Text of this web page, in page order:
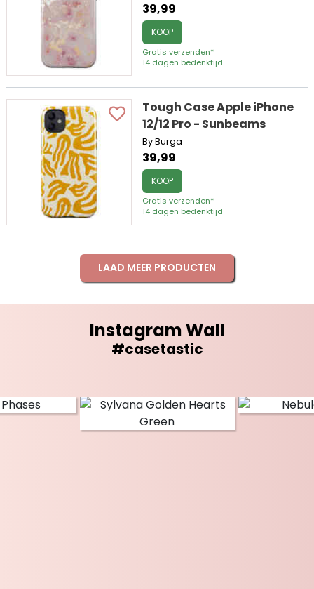
39,99
KOOP
Gratis verzenden*
14 dagen bedenktijd
Tough Case Apple iPhone
12/12 Pro - Sunbeams
By Burga
39,99
KOOP
Gratis verzenden*
14 dagen bedenktijd
LAAD MEER PRODUCTEN
Instagram Wall
#casetastic